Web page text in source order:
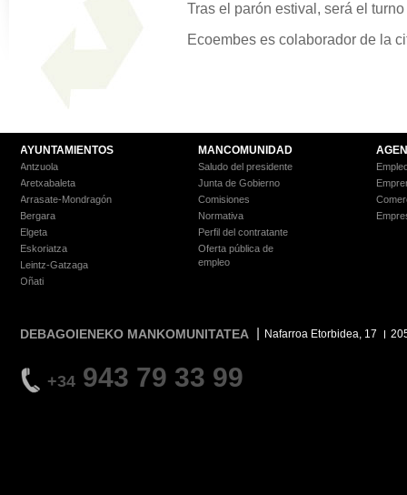
Tras el parón estival, será el
Ecoembes es colaborador de la
AYUNTAMIENTOS
Antzuola
Aretxabaleta
Arrasate-Mondragón
Bergara
Elgeta
Eskoriatza
Leintz-Gatzaga
Oñati
MANCOMUNIDAD
Saludo del presidente
Junta de Gobierno
Comisiones
Normativa
Perfil del contratante
Oferta pública de
empleo
DEBAGOIENEKO MANKOMUNITATEA Nafarroa Etorbidea, 17
+34 943 79 33 99